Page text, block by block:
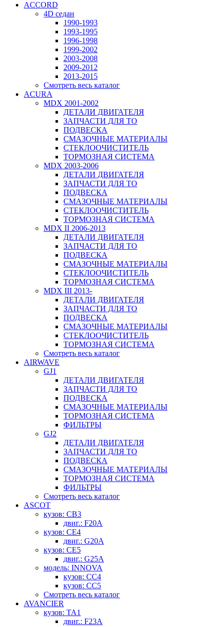
ACCORD
4D седан
1990-1993
1993-1995
1996-1998
1999-2002
2003-2008
2009-2012
2013-2015
Смотреть весь каталог
ACURA
MDX 2001-2002
ДЕТАЛИ ДВИГАТЕЛЯ
ЗАПЧАСТИ ДЛЯ ТО
ПОДВЕСКА
СМАЗОЧНЫЕ МАТЕРИАЛЫ
СТЕКЛООЧИСТИТЕЛЬ
ТОРМОЗНАЯ СИСТЕМА
MDX 2003-2006
ДЕТАЛИ ДВИГАТЕЛЯ
ЗАПЧАСТИ ДЛЯ ТО
ПОДВЕСКА
СМАЗОЧНЫЕ МАТЕРИАЛЫ
СТЕКЛООЧИСТИТЕЛЬ
ТОРМОЗНАЯ СИСТЕМА
MDX II 2006-2013
ДЕТАЛИ ДВИГАТЕЛЯ
ЗАПЧАСТИ ДЛЯ ТО
ПОДВЕСКА
СМАЗОЧНЫЕ МАТЕРИАЛЫ
СТЕКЛООЧИСТИТЕЛЬ
ТОРМОЗНАЯ СИСТЕМА
MDX III 2013-
ДЕТАЛИ ДВИГАТЕЛЯ
ЗАПЧАСТИ ДЛЯ ТО
ПОДВЕСКА
СМАЗОЧНЫЕ МАТЕРИАЛЫ
СТЕКЛООЧИСТИТЕЛЬ
ТОРМОЗНАЯ СИСТЕМА
Смотреть весь каталог
AIRWAVE
GJ1
ДЕТАЛИ ДВИГАТЕЛЯ
ЗАПЧАСТИ ДЛЯ ТО
ПОДВЕСКА
СМАЗОЧНЫЕ МАТЕРИАЛЫ
ТОРМОЗНАЯ СИСТЕМА
ФИЛЬТРЫ
GJ2
ДЕТАЛИ ДВИГАТЕЛЯ
ЗАПЧАСТИ ДЛЯ ТО
ПОДВЕСКА
СМАЗОЧНЫЕ МАТЕРИАЛЫ
ТОРМОЗНАЯ СИСТЕМА
ФИЛЬТРЫ
Смотреть весь каталог
ASCOT
кузов: CB3
двиг.: F20A
кузов: CE4
двиг.: G20A
кузов: CE5
двиг.: G25A
модель: INNOVA
кузов: CC4
кузов: CC5
Смотреть весь каталог
AVANCIER
кузов: TA1
двиг.: F23A